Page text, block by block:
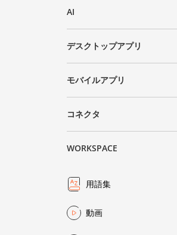
AI
デスクトップアプリ
モバイルアプリ
コネクタ
WORKSPACE
用語集
動画